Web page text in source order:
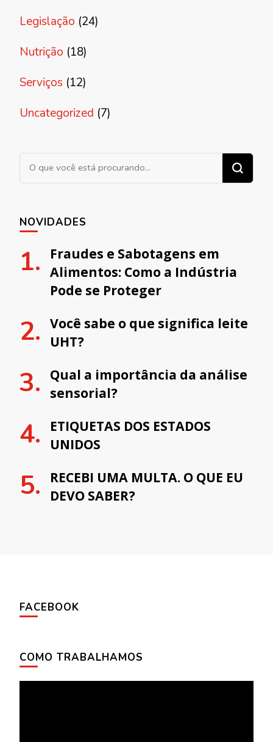
Legislação (24)
Nutrição (18)
Serviços (12)
Uncategorized (7)
Procurando algo?
NOVIDADES
Fraudes e Sabotagens em
Alimentos: Como a Indústria
Pode se Proteger
Você sabe o que significa leite
UHT?
Qual a importância da análise
sensorial?
ETIQUETAS DOS ESTADOS
UNIDOS
RECEBI UMA MULTA. O QUE EU
DEVO SABER?
FACEBOOK
COMO TRABALHAMOS